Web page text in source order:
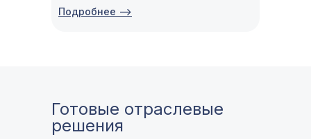
Подробнее -->
Готовые отраслевые
решения